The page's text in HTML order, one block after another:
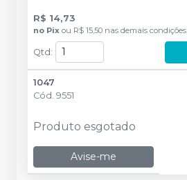
R$ 14,73
no Pix ou R$ 15,50 nas demais condições
Qtd :
1047
Cód. 9551
Produto esgotado
Avise-me